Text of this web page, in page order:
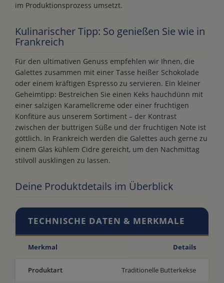
im Produktionsprozess umsetzt.
Kulinarischer Tipp: So genießen Sie wie in
Frankreich
Für den ultimativen Genuss empfehlen wir Ihnen, die
Galettes zusammen mit einer Tasse heißer Schokolade
oder einem kräftigen Espresso zu servieren. Ein kleiner
Geheimtipp: Bestreichen Sie einen Keks hauchdünn mit
einer salzigen Karamellcreme oder einer fruchtigen
Konfitüre aus unserem Sortiment – der Kontrast
zwischen der buttrigen Süße und der fruchtigen Note ist
göttlich. In Frankreich werden die Galettes auch gerne zu
einem Glas kühlem Cidre gereicht, um den Nachmittag
stilvoll ausklingen zu lassen.
Deine Produktdetails im Überblick
TECHNISCHE DATEN & MERKMALE
Merkmal Details
Produktart Traditionelle Butterkekse